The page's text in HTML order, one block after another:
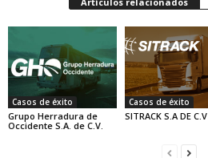
Casos de éxito
Grupo Herradura de
Occidente S.A. de C.V.
Casos de éxito
SITRACK S.A DE C.V